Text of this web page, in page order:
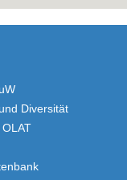
Diversität